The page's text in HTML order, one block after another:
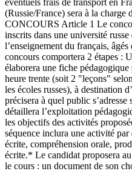
(Russie/France) sera à la
CONCOURS Article 1 Le
inscrits dans une université
l’enseignement du français,
concours comportera 2 étapes :
élaborera une fiche pédagogique
heure trente (soit 2 "leçons"
les écoles russes), à destination
précisera à quel public
détaillera l’exploitation
les objectifs des activités
séquence inclura une activité
écrite, compréhension orale,
écrite.* Le candidat proposera
le cours : un document de son